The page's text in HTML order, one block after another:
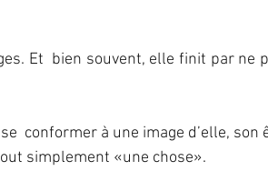
Et  bien souvent, elle finit par ne
conformer à une image d’elle, son
simplement «une chose».